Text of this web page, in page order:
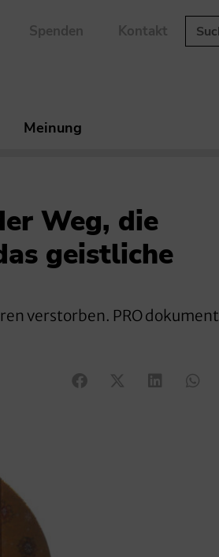
Spenden Kontakt
Meinung
Weg, die
geistliche
verstorben. PRO